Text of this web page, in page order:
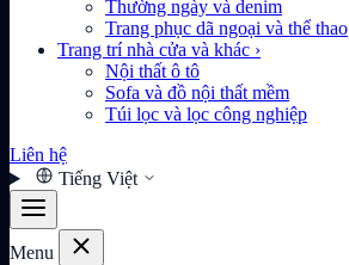
Thường ngày và denim
Trang phục dã ngoại và thể thao
Trang trí nhà cửa và khác ›
Nội thất ô tô
Sofa và đồ nội thất mềm
Túi lọc và lọc công nghiệp
Liên hệ
Tiếng Việt
Menu